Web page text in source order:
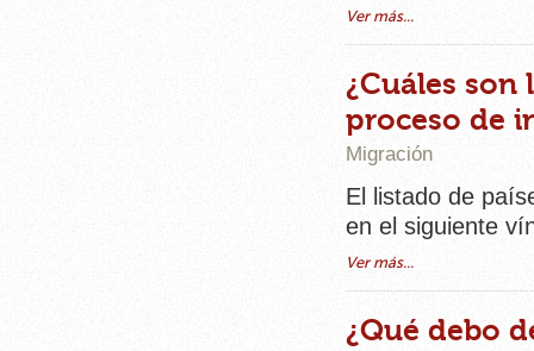
Ver más...
¿Cuáles son
proceso de
Migración
El listado de
en el siguiente
Ver más...
¿Qué debo